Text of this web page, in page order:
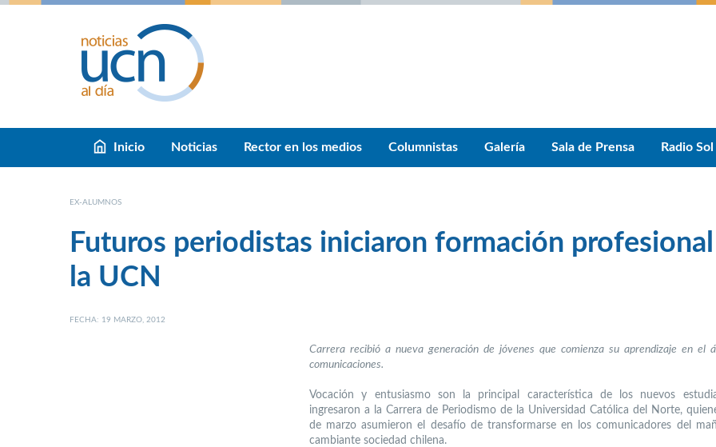
Inicio Noticias Rector en los medios Columnistas Galería Sala de Prensa Radio Sol
EX-ALUMNOS
Futuros periodistas iniciaron formación
la UCN
FECHA: 19 MARZO, 2012
Carrera recibió a nueva generación de jóvenes que comienza su aprendizaje en el
comunicaciones.
Vocación y entusiasmo son la principal característica de los nuevos
ingresaron a la Carrera de Periodismo de la Universidad Católica del Norte,
de marzo asumieron el desafío de transformarse en los comunicadores del
cambiante sociedad chilena.